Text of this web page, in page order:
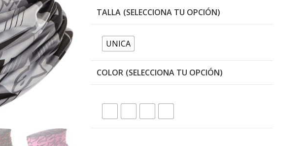
TALLA
UNICA
COLOR